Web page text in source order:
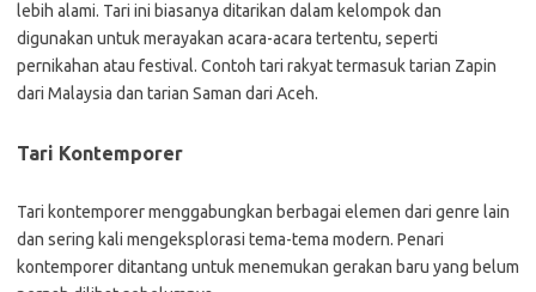
lebih alami. Tari ini biasanya ditarikan dalam kelompok dan
digunakan untuk merayakan acara-acara tertentu, seperti
pernikahan atau festival. Contoh tari rakyat termasuk tarian Zapin
dari Malaysia dan tarian Saman dari Aceh.
Tari Kontemporer
Tari kontemporer menggabungkan berbagai elemen dari genre lain
dan sering kali mengeksplorasi tema-tema modern. Penari
kontemporer ditantang untuk menemukan gerakan baru yang belum